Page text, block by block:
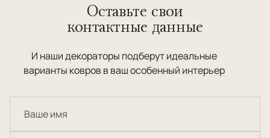
Оставьте свои
контактные данные
И наши декораторы подберут идеальные
варианты ковров в ваш особенный интерьер